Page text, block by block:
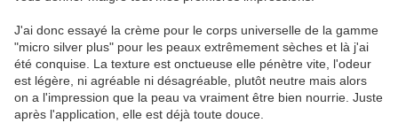
J'ai donc essayé la crème pour le corps universelle de la gamme
"micro silver plus" pour les peaux extrêmement sèches et là j'ai
été conquise. La texture est onctueuse elle pénètre vite, l'odeur
est légère, ni agréable ni désagréable, plutôt neutre mais alors
on a l'impression que la peau va vraiment être bien nourrie. Juste
après l'application, elle est déjà toute douce.